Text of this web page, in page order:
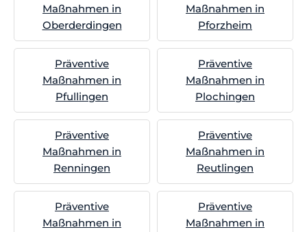
Maßnahmen in
Oberderdingen
Maßnahmen in
Pforzheim
Präventive
Maßnahmen in
Pfullingen
Präventive
Maßnahmen in
Plochingen
Präventive
Maßnahmen in
Renningen
Präventive
Maßnahmen in
Reutlingen
Präventive
Maßnahmen in
Präventive
Maßnahmen in